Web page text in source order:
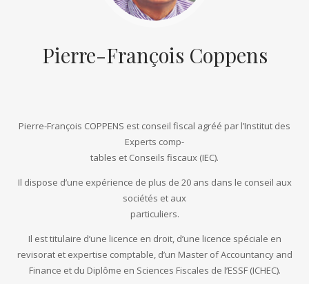
Pierre-François Coppens
Pierre-François COPPENS est conseil fiscal agréé par l’Institut des
Experts comp-
tables et Conseils fiscaux (IEC).
Il dispose d’une expérience de plus de 20 ans dans le conseil aux
sociétés et aux
particuliers.
Il est titulaire d’une licence en droit, d’une licence spéciale en
revisorat et expertise comptable, d’un Master of Accountancy and
Finance et du Diplôme en Sciences Fiscales de l’ESSF (ICHEC).